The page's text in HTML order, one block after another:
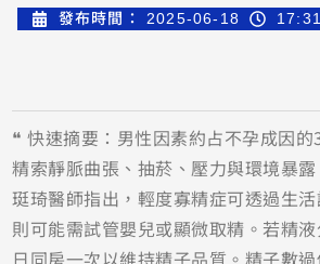
發布時間： 2025-06-18 17:31
❝ 快速摘要：男性因素約占不孕成因
精索靜脈曲張、抽菸、壓力與環境暴
珽琦醫師指出，輕度寡精症可透過生
則可能需試管嬰兒或顯微取精。若精
日同房一次以維持精子品質。精子數